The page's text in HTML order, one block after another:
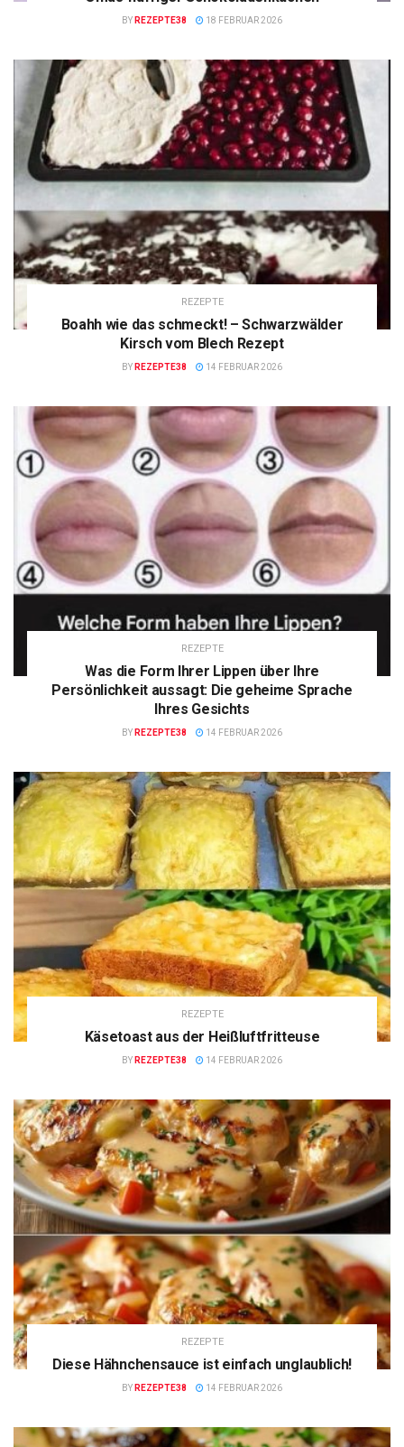
BY REZEPTE38 18 FEBRUAR 2026
REZEPTE
Boahh wie das schmeckt! – Schwarzwälder
Kirsch vom Blech Rezept
BY REZEPTE38 14 FEBRUAR 2026
REZEPTE
Was die Form Ihrer Lippen über Ihre
Persönlichkeit aussagt: Die geheime Sprache
Ihres Gesichts
BY REZEPTE38 14 FEBRUAR 2026
REZEPTE
Käsetoast aus der Heißluftfritteuse
BY REZEPTE38 14 FEBRUAR 2026
REZEPTE
Diese Hähnchensauce ist einfach unglaublich!
BY REZEPTE38 14 FEBRUAR 2026